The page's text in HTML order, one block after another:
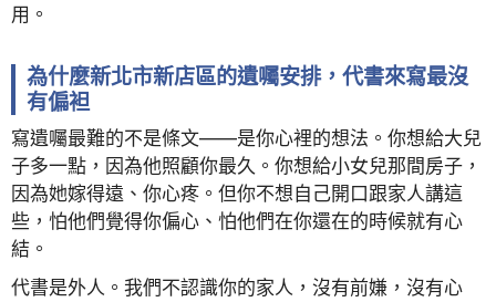
用。
為什麼新北市新店區的遺囑安排，代書來寫最沒
有偏袒
寫遺囑最難的不是條文——是你心裡的想法。你想給大兒
子多一點，因為他照顧你最久。你想給小女兒那間房子，
因為她嫁得遠、你心疼。但你不想自己開口跟家人講這
些，怕他們覺得你偏心、怕他們在你還在的時候就有心
結。
代書是外人。我們不認識你的家人，沒有前嫌，沒有心